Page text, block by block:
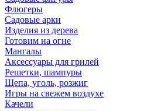
Флюгеры
Садовые арки
Изделия из дерева
Готовим на огне
Мангалы
Аксессуары для грилей
Решетки, шампуры
Щепа, уголь, розжиг
Игры на свежем воздухе
Качели